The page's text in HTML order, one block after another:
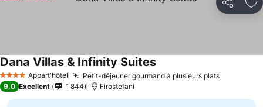
Partager
4 Étoiles Appart'hôtel Petit-déjeuner gourmand à plusieurs plats
Dana Villas & Infinity Suites
9,0 Excellent 1 844 Firostefani